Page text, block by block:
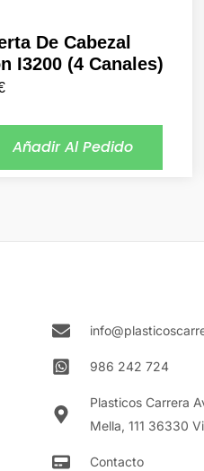
De Cabezal
I3200 (4 Canales)
Añadir Al Pedido
986 242 724
Plasticos Carrera
Mella, 111 36330
Contacto